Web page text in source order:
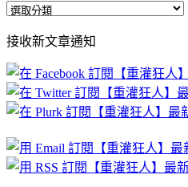
全
文
章
分
類
接收新文章通知